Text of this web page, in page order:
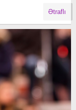
Ətraflı